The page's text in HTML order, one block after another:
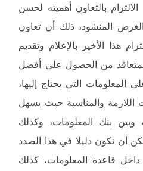
بالتعاون أهميته لحسن
المنشود، ذلك أن تعاون
هذا الأخير بالإعلام وتقديم
المتعاقد من الحصول على أفضل
التي يحتاج إليها،
اللازمة والمناسبة حيث يسهل
بنك المعلومات، وكذلك
أن تكون دليلا في هذا الصدد
قاعدة المعلومات، كذلك